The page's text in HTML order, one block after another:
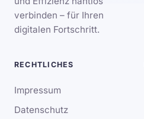
verbinden – für Ihren
digitalen Fortschritt.
RECHTLICHES
Impressum
Datenschutz